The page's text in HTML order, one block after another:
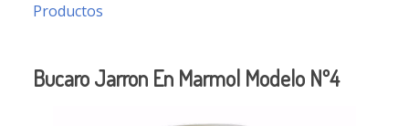
Productos
Bucaro Jarron En Marmol Modelo Nº4